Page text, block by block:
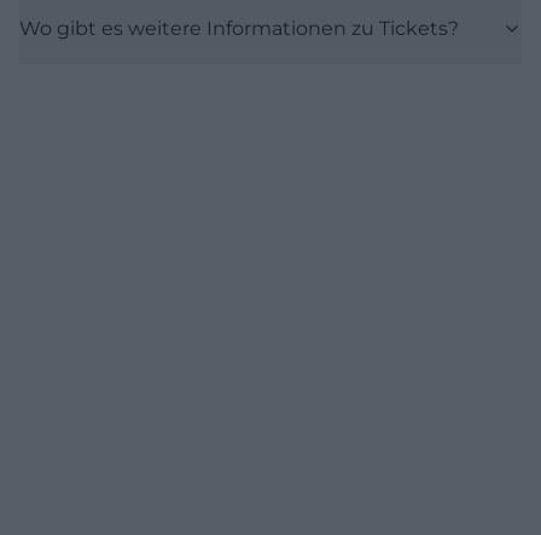
Wo gibt es weitere Informationen zu Tickets?